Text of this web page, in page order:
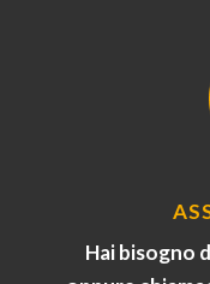
Hai bisogno